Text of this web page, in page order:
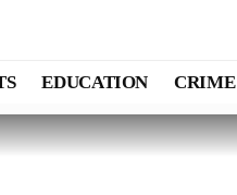
EDUCATION CRIME